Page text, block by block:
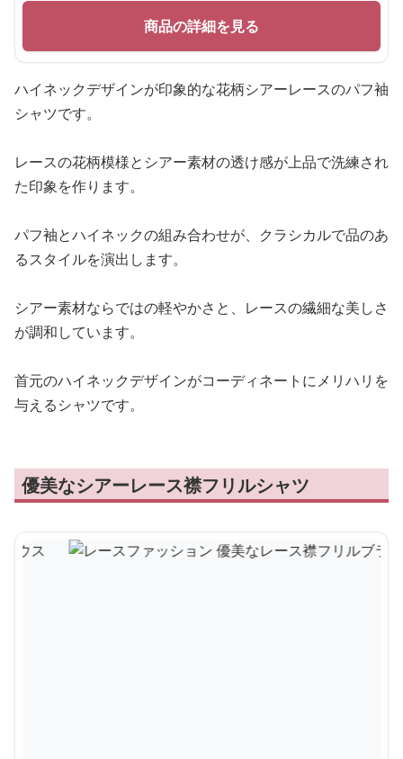
商品の詳細を見る
ハイネックデザインが印象的な花柄シアーレースのパフ袖
シャツです。
レースの花柄模様とシアー素材の透け感が上品で洗練され
た印象を作ります。
パフ袖とハイネックの組み合わせが、クラシカルで品のあ
るスタイルを演出します。
シアー素材ならではの軽やかさと、レースの繊細な美しさ
が調和しています。
首元のハイネックデザインがコーディネートにメリハリを
与えるシャツです。
優美なシアーレース襟フリルシャツ